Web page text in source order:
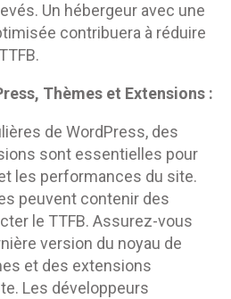
Un hébergeur avec une
contribuera à réduire
Thèmes et Extensions :
de WordPress, des
sont essentielles pour
les performances du site.
peuvent contenir des
le TTFB. Assurez-vous
version du noyau de
et des extensions
Les développeurs